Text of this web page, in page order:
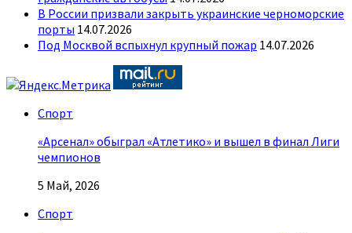
В России призвали закрыть украинские черноморские
порты 14.07.2026
Под Москвой вспыхнул крупный пожар 14.07.2026
Спорт
«Арсенал» обыграл «Атлетико» и вышел в финал Лиги
чемпионов
5 Май, 2026
Спорт